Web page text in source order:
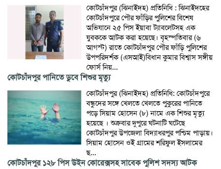
কোটচাঁদপুর (ঝিনাইদহ) প্রতিনিধি : ঝিনাইদহের
কোটচাঁদপুরে পৌর ফাঁড়ির পুলিশের বিশেষ
অভিযানে ২৫ পিস ইয়াবা ট্যাবলেটসহ এক
যুবককে আটক করা হয়েছে। বৃহস্পতিবার (৬
আগস্ট) রাতে কোটচাঁদপুর পৌর ফাঁড়ি পুলিশের
উপপরিদর্শক (এসআই)বিধান কুমার বিশ্বাস সঙ্গীয়
ফোর্স নিয়...
কোটচাঁদপুর পানিতে ডুবে শিশুর মৃত্যু
কোটচাঁদপুর (ঝিনাইদহ) প্রতিনিধি: কোটচাঁদপুরে
বন্ধুদের সঙ্গে খেলতে খেলতে পুকুরের পানিতে
পড়ে সিয়াম হোসেন (৮) নামে এক শিশুর মৃত্যু
হয়েছে । শুক্রবার দুপুরে ঘটনাটি ঘটেছে
কোটচাঁদপুর উপজেলা বিদ্যাধরপুর পশ্চিম পাড়ায়।
সিয়াম হোসেন ওই গ্রামের শরিফুল ইসলামের
ছ...
কোটচাঁদপুর ১২৮ পিস উইন কোরেক্সসহ সাবেক পুলিশ সদস্য আটক